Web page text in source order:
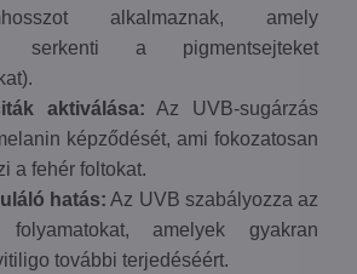
alkalmaznak, amely
serkenti a pigmentsejteket
aktiválása: Az UVB-sugárzás
képződését, ami fokozatosan
a fehér foltokat.
hatás: Az UVB szabályozza az
folyamatokat, amelyek gyakran
további terjedéséért.